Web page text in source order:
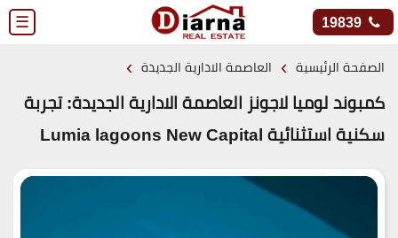
☰ 19839
الصفحة الرئيسية › العاصمة الادارية الجديدة ›
كمبوند لوميا لاجونز العاصمة الادارية الجديدة: تجربة
سكنية استثنائية Lumia lagoons New Capital